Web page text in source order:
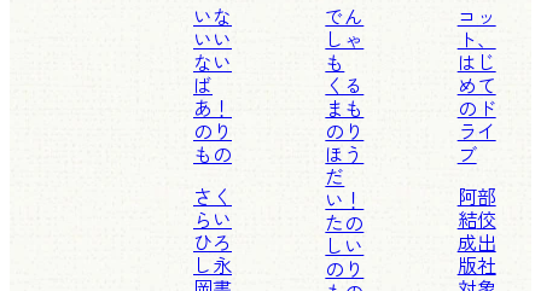
いな
いい
ない
ば
あ！
のり
もの
さく
らい
ひろ
し永
でん
しゃ
も
くる
まも
のり
ほう
だ
い！
たの
しい
のり
コッ
ト、
はじ
めて
のド
ライ
ブ
阿部
結佼
成出
版社